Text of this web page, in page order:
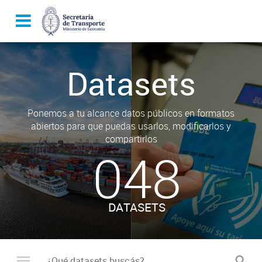
Datasets
Ponemos a tu alcance datos públicos en formatos
abiertos para que puedas usarlos, modificarlos y
compartirlos
048
DATASETS